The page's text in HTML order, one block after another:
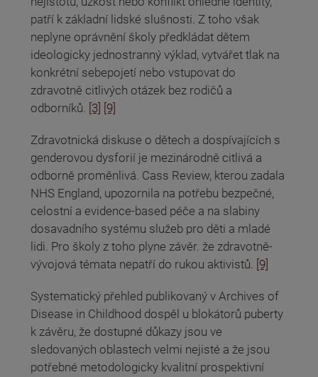
patří k základní lidské slušnosti. Z toho však
neplyne oprávnění školy předkládat dětem
ideologicky jednostranný výklad, vytvářet tlak na
konkrétní sebepojetí nebo vstupovat do
zdravotně citlivých otázek bez rodičů a
odborníků. [3] [9]
Zdravotnická diskuse o dětech a dospívajících s
genderovou dysforií je mezinárodně citlivá a
odborně proměnlivá. Cass Review, kterou zadala
NHS England, upozornila na potřebu bezpečné,
celostní a evidence-based péče a na slabiny
dosavadního systému služeb pro děti a mladé
lidi. Pro školy z toho plyne závěr. že zdravotně-
vývojová témata nepatří do rukou aktivistů. [9]
Systematický přehled publikovaný v Archives of
Disease in Childhood dospěl u blokátorů puberty
k závěru, že dostupné důkazy jsou ve
sledovaných oblastech velmi nejisté a že jsou
potřebné metodologicky kvalitní prospektivní